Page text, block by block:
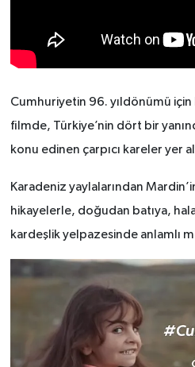
Cumhuriyetin 96. yıldönümü için
filmde, Türkiye’nin dört bir
konu edinen çarpıcı kareler yer
Karadeniz yaylalarından
hikayelerle, doğudan batıya,
kardeşlik yelpazesinde anlamlı